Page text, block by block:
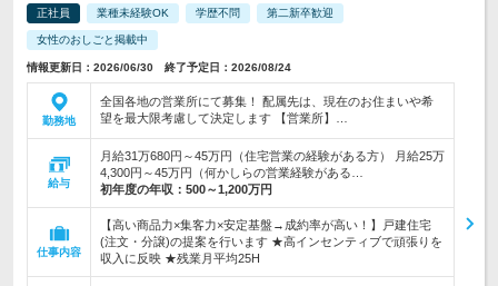
正社員 業種未経験OK 学歴不問 第二新卒歓迎
女性のおしごと掲載中
情報更新日：2026/06/30 終了予定日：2026/08/24
勤務地
全国各地の営業所にて募集！ 配属先は、現在のお住まいや希
望を最大限考慮して決定します 【営業所】…
給与
月給31万680円～45万円（住宅営業の経験がある方） 月給25万
4,300円～45万円（何かしらの営業経験がある…
初年度の年収： 500～1,200万円
仕事内容
【高い商品力×集客力×安定基盤→成約率が高い！】戸建住宅
(注文・分譲)の提案を行います ★高インセンティブで頑張りを
収入に反映 ★残業月平均25H